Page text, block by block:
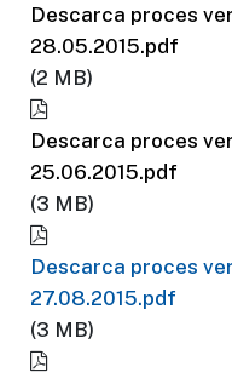
Descarca proces
28.05.2015.pdf
(2 MB)
Descarca proces
25.06.2015.pdf
(3 MB)
Descarca proces
27.08.2015.pdf
(3 MB)